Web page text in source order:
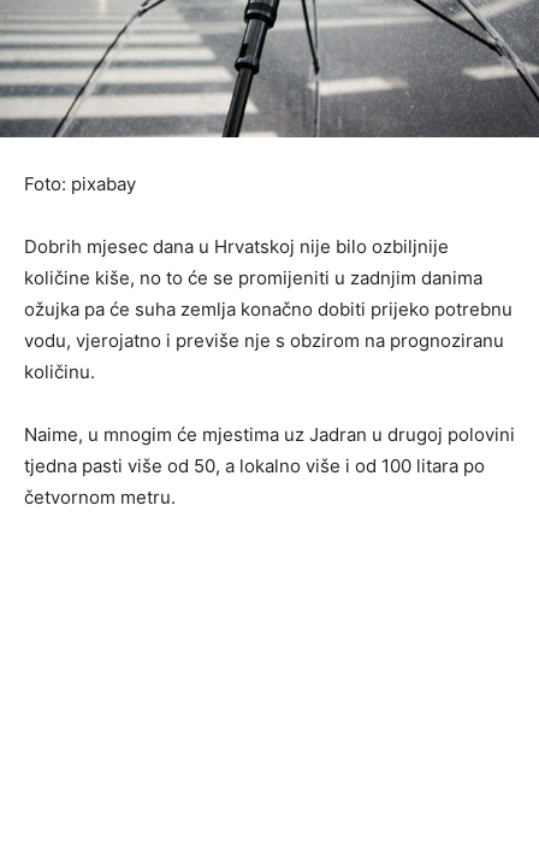
Foto: pixabay
Dobrih mjesec dana u Hrvatskoj nije bilo ozbiljnije
količine kiše, no to će se promijeniti u zadnjim danima
ožujka pa će suha zemlja konačno dobiti prijeko potrebnu
vodu, vjerojatno i previše nje s obzirom na prognoziranu
količinu.
Naime, u mnogim će mjestima uz Jadran u drugoj polovini
tjedna pasti više od 50, a lokalno više i od 100 litara po
četvornom metru.